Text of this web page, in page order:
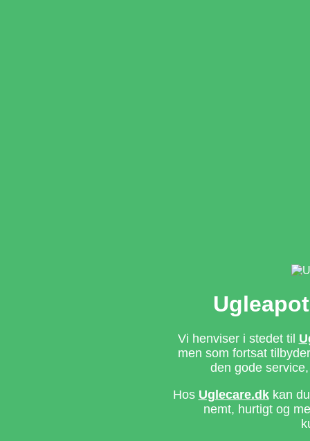
Vi henviser i stedet til
men som fortsat
den gode
Hos Uglecare.dkkan du
nemt, hurtigt og